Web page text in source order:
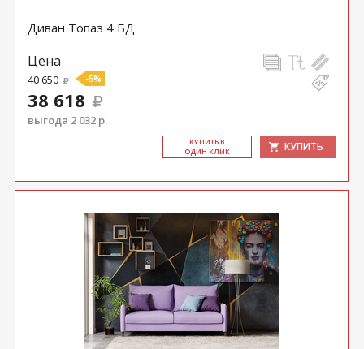
Диван Топаз 4 БД
Цена
40 650 -5%
38 618
выгода 2 032 р.
КУ­ПИТЬ В
ОДИН КЛИК
КУПИТЬ